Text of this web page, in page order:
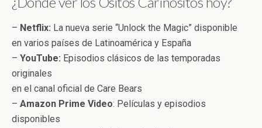
– Netflix: La nueva serie “Unlock the Magic” disponible
en varios países de Latinoamérica y España
– YouTube: Episodios clásicos de las temporadas
originales
en el canal oficial de Care Bears
– Amazon Prime Video: Películas y episodios
disponibles